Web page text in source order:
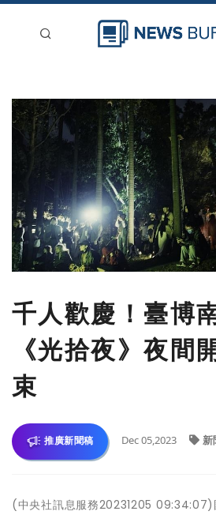
新聞稿分類
登入
千人歡慶！臺博
《光拾夜》夜間
束
推廣新聞稿 Dec 05,2023 新
(中央社訊息服務20231205 09:34:07)